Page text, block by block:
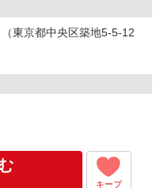
）に質問フォームをお送り
き、ご都合の良い面接日
持ちください。
気になることやご希望は
お気軽にご相談ください。
東京都中央区築地5-5-12
キープ